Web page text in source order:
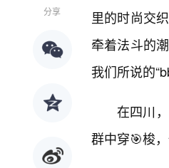
分享
里的时尚交
牵着法斗的
我们所说的
在四川
群中穿🎯梭